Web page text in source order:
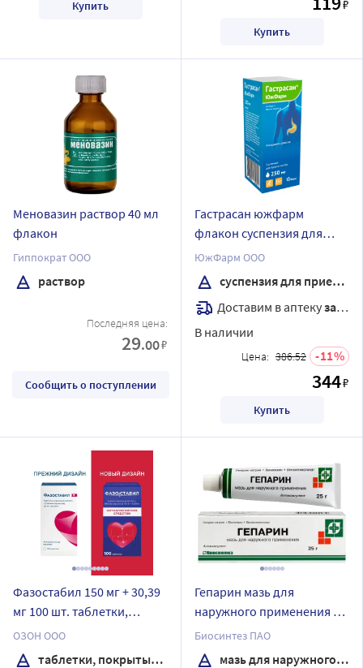
Купить ₽
Купить
Меновазин раствор 40 мл
флакон
Гиппократ ООО
раствор
Последняя цена:
29.00₽
Сообщить о поступлении
Гастрасан южфарм
флакон суспензия для
приема внутрь 250 мл
ЮжФарм ООО
суспензия для приема внутрь
Доставим в аптекузавтра
В наличии
Цена: 386.52 11
344₽
Купить
Фазостабил 150 мг + 30,39
мг 100 шт. таблетки,
покрытые пленочной
оболочкой
ОЗОН ООО
таблетки, покрытые пленочной оболочкой
Гепарин мазь для
наружного применения 25
гр
Биосинтез ПАО
мазь для наружного применения